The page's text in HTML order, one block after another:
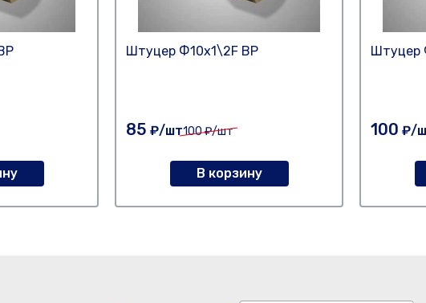
Штуцер Ф10х1\2F ВР
85 ₽/шт100₽/шт
В корзину
Штуцер
100 ₽/